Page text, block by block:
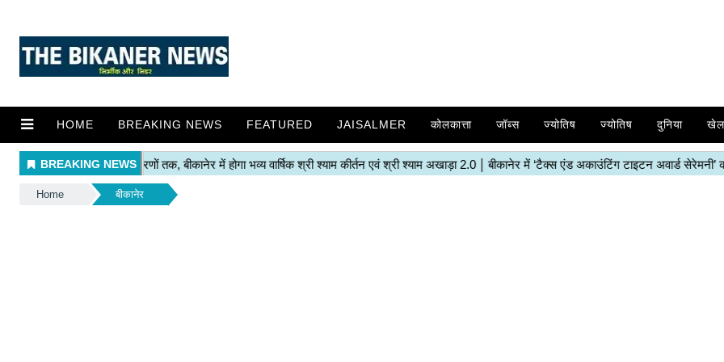
HOME BREAKING NEWS FEATURED JAISALMER कोलकात्ता जॉब्स ज्योतिष ज्योतिष दुनिया खेल
Home बीकानेर